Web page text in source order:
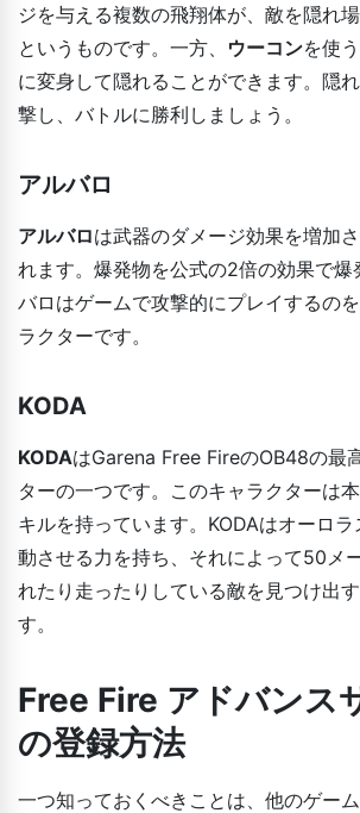
ジを与える複数の飛翔体が、敵を隠れ
というものです。一方、 ウーコンを使
に変身して隠れることができます。隠
撃し、バトルに勝利しましょう。
アルバロ
アルバロは武器のダメージ効果を増加
れます。爆発物を公式の2倍の効果で
バロはゲームで攻撃的にプレイするの
ラクターです。
KODA
KODAはGarena Free FireのOB48の最
ターの一つです。このキャラクターは
キルを持っています。KODAはオーロ
動させる力を持ち、それによって50メ
れたり走ったりしている敵を見つけ出
す。
Free Fire アドバンス
の登録方法
一つ知っておくべきことは、他のゲー